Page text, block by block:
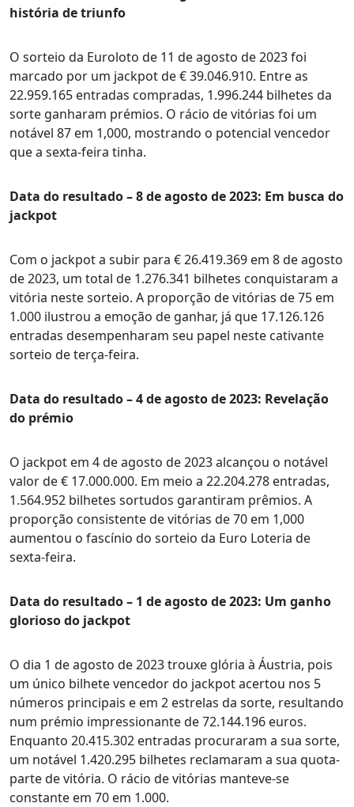
história de triunfo
O sorteio da Euroloto de 11 de agosto de 2023 foi
marcado por um jackpot de € 39.046.910. Entre as
22.959.165 entradas compradas, 1.996.244 bilhetes da
sorte ganharam prémios. O rácio de vitórias foi um
notável 87 em 1,000, mostrando o potencial vencedor
que a sexta-feira tinha.
Data do resultado – 8 de agosto de 2023: Em busca do
jackpot
Com o jackpot a subir para € 26.419.369 em 8 de agosto
de 2023, um total de 1.276.341 bilhetes conquistaram a
vitória neste sorteio. A proporção de vitórias de 75 em
1.000 ilustrou a emoção de ganhar, já que 17.126.126
entradas desempenharam seu papel neste cativante
sorteio de terça-feira.
Data do resultado – 4 de agosto de 2023: Revelação
do prémio
O jackpot em 4 de agosto de 2023 alcançou o notável
valor de € 17.000.000. Em meio a 22.204.278 entradas,
1.564.952 bilhetes sortudos garantiram prêmios. A
proporção consistente de vitórias de 70 em 1,000
aumentou o fascínio do sorteio da Euro Loteria de
sexta-feira.
Data do resultado – 1 de agosto de 2023: Um ganho
glorioso do jackpot
O dia 1 de agosto de 2023 trouxe glória à Áustria, pois
um único bilhete vencedor do jackpot acertou nos 5
números principais e em 2 estrelas da sorte, resultando
num prémio impressionante de 72.144.196 euros.
Enquanto 20.415.302 entradas procuraram a sua sorte,
um notável 1.420.295 bilhetes reclamaram a sua quota-
parte de vitória. O rácio de vitórias manteve-se
constante em 70 em 1.000.